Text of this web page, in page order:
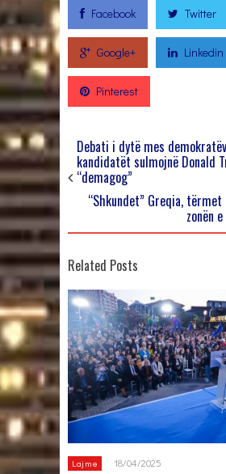
Facebook Twitter
Google+ Linkedin
Pinterest
Debati i dytë mes
kandidatët sulmojnë Donald
“demagog”
“Shkundet” Greqia,
zonën
Related Posts
Lajme 18/04/2025